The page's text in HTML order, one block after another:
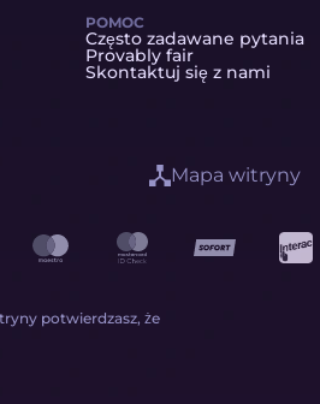
POMOC
Często zadawane pytania
Provably fair
Skontaktuj się z nami
potwierdzasz, że
Mapa witryny